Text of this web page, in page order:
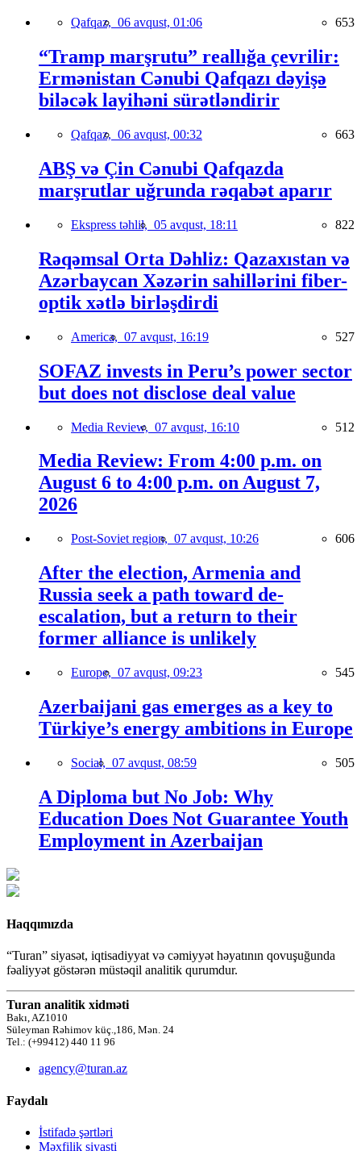
Qafqaz, 06 avqust, 01:06 653
“Tramp marşrutu” reallığa çevrilir:
Ermənistan Cənubi Qafqazı dəyişə
biləcək layihəni sürətləndirir
Qafqaz, 06 avqust, 00:32 663
ABŞ və Çin Cənubi Qafqazda
marşrutlar uğrunda rəqabət aparır
Ekspress təhlil, 05 avqust, 18:11 822
Rəqəmsal Orta Dəhliz: Qazaxıstan və
Azərbaycan Xəzərin sahillərini fiber-
optik xətlə birləşdirdi
America, 07 avqust, 16:19 527
SOFAZ invests in Peru’s power sector
but does not disclose deal value
Media Review, 07 avqust, 16:10 512
Media Review: From 4:00 p.m. on
August 6 to 4:00 p.m. on August 7,
2026
Post-Soviet region, 07 avqust, 10:26 606
After the election, Armenia and
Russia seek a path toward de-
escalation, but a return to their
former alliance is unlikely
Europe, 07 avqust, 09:23 545
Azerbaijani gas emerges as a key to
Türkiye’s energy ambitions in Europe
Social, 07 avqust, 08:59 505
A Diploma but No Job: Why
Education Does Not Guarantee Youth
Employment in Azerbaijan
Haqqımızda
“Turan” siyasət, iqtisadiyyat və cəmiyyət həyatının qovuşuğunda
fəaliyyət göstərən müstəqil analitik qurumdur.
Turan analitik xidməti
Bakı, AZ1010
Süleyman Rəhimov küç.,186, Mən. 24
Tel.: (+99412) 440 11 96
agency@turan.az
Faydalı
İstifadə şərtləri
Məxfilik siyasti